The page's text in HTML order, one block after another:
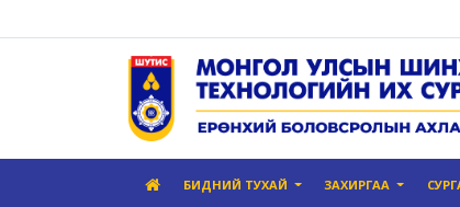
БИДНИЙ ТУХАЙ ЗАХИРГАА